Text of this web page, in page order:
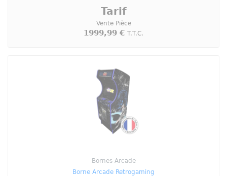
Tarif
Vente Pièce
1999,99 € T.T.C.
Bornes Arcade
Borne Arcade Retrogaming